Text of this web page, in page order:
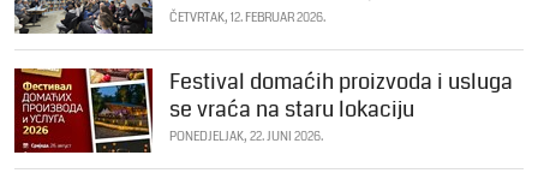
ČETVRTAK, 12. FEBRUAR 2026.
Festival domaćih proizvoda i usluga
se vraća na staru lokaciju
PONEDJELJAK, 22. JUNI 2026.